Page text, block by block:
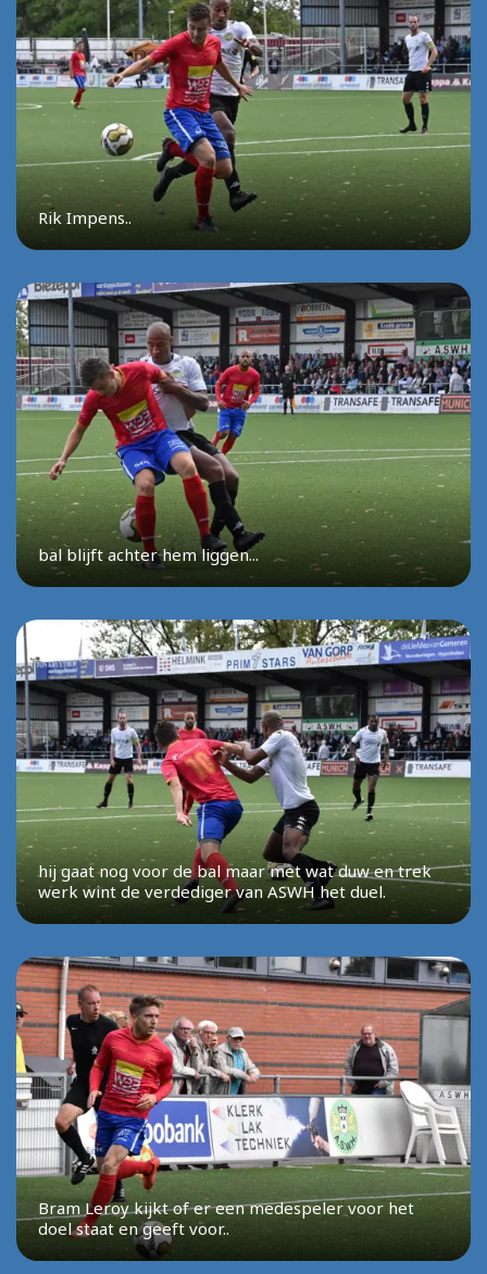
Rik Impens..
bal blijft achter hem liggen...
hij gaat nog voor de bal maar met wat duw en trek
werk wint de verdediger van ASWH het duel.
Bram Leroy kijkt of er een medespeler voor het
doel staat en geeft voor..